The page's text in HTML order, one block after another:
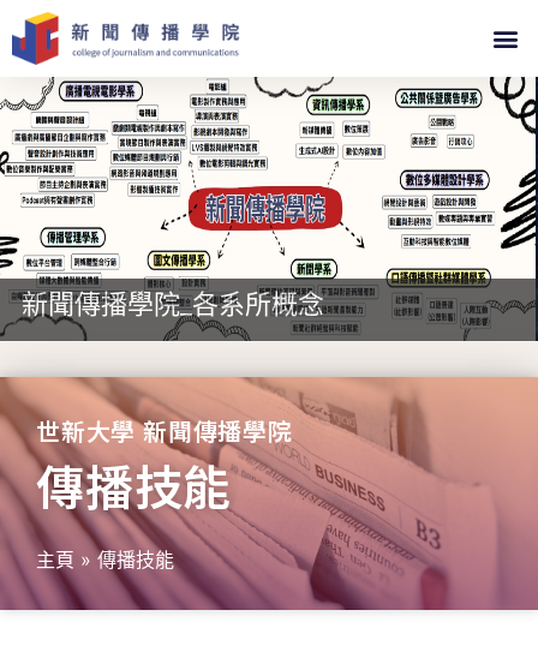
學院_各系所概念 教育
世新大學 新聞傳播學院
傳播技能
主頁 » 傳播技能